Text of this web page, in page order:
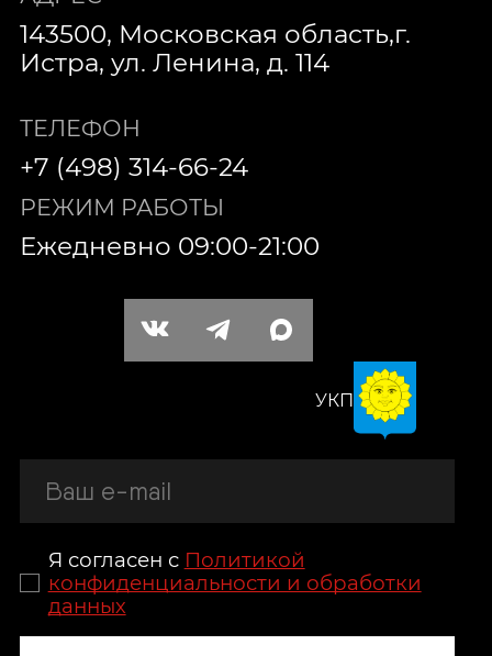
143500, Московская область,г.
Истра, ул. Ленина, д. 114
ТЕЛЕФОН
+7 (498) 314-66-24
РЕЖИМ РАБОТЫ
Ежедневно 09:00-21:00
УКП
Я согласен с Политикой
конфиденциальности и обработки
данных